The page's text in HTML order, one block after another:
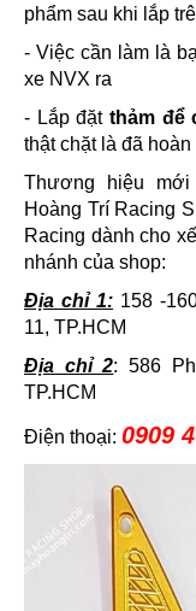
phẩm sau khi lắp
- Việc cần làm là
xe NVX ra
- Lắp đặt thảm để
thật chặt là đã
Thương hiệu
Hoàng Trí Racing
Racing dành cho
nhánh của shop:
Địa chỉ 1: 158 -
11, TP.HCM
Địa chỉ 2: 586
TP.HCM
Điện thoại: 0909